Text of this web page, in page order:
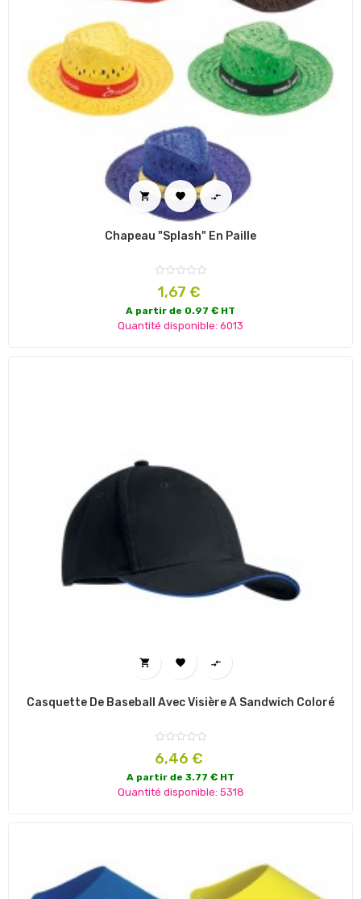
  
Chapeau "Splash" En Paille
Prix
1,67 €
A partir de 0.97 € HT
Quantité disponible: 6013
  
Casquette De Baseball Avec Visière À Sandwich Coloré
Prix
6,46 €
A partir de 3.77 € HT
Quantité disponible: 5318